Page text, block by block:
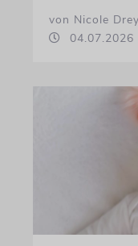
von Nicole
04.07.2026